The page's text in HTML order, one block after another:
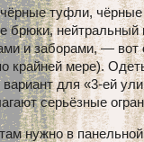
туфли,
брюки,
и заборами, — вот
крайней мере).
для «3-ей
серьёзные
нужно в